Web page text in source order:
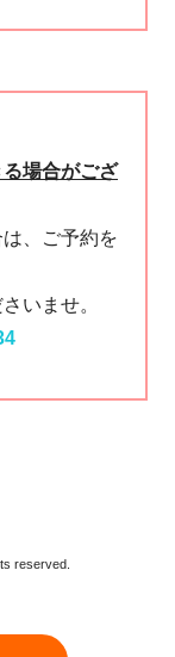
場合がござ
、ご予約を
いませ。
reserved.